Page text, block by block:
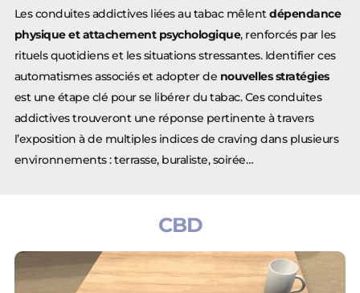
Les conduites addictives liées au tabac mêlentdépendance
physique et attachement psychologique, renforcés par les
rituels quotidiens et les situations stressantes. Identifier ces
automatismes associés et adopter de nouvelles stratégies
est une étape clé pour se libérer du tabac. Ces conduites
addictives trouveront une réponse pertinente à travers
l’exposition à de multiples indices de craving dans plusieurs
environnements : terrasse, buraliste, soirée…
CBD